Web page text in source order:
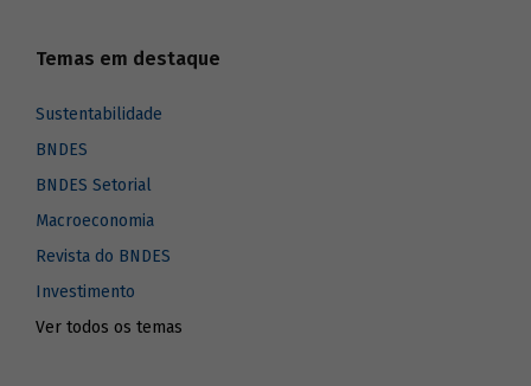
Temas em destaque
Sustentabilidade
BNDES
BNDES Setorial
Macroeconomia
Revista do BNDES
Investimento
Ver todos os temas